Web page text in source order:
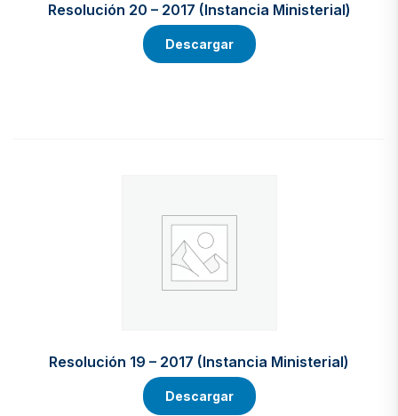
Resolución 20 – 2017 (Instancia Ministerial)
Descargar
Resolución 19 – 2017 (Instancia Ministerial)
Descargar